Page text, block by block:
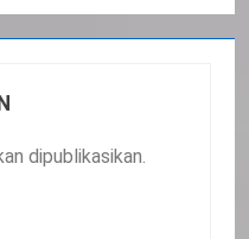
dipublikasikan.